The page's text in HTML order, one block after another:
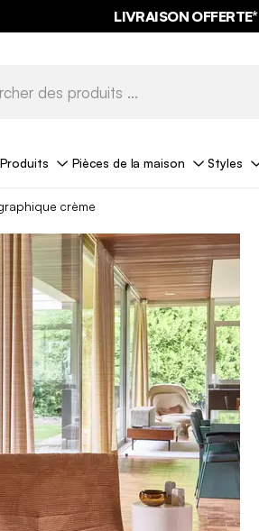
LIVRAISON OFFERTE*
Produits Pièces de la maison Styles
crème